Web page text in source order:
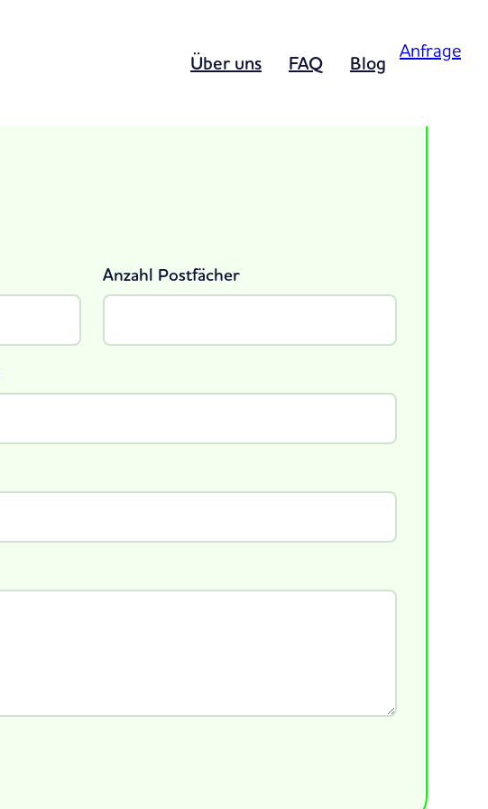
Über uns FAQ Blog
Anfrage
Anzahl Postfächer